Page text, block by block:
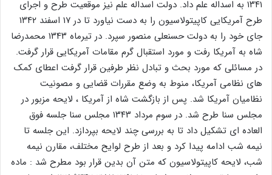
۱۳۴۱ به اسداله علم داد. دولت اسداله علم نیز موقعیت طرح و اجرای
طرح آمریکایی کاپیتولاسیون را به دست نیاورد تا در ۱۷ اسفند ۱۳۴۲
جای خود را به دولت حسنعلی منصور سپرد. در تیرماه ۱۳۴۳ محمدرضا
شاه به آمریکا رفت و مورد استقبال گرم مقامات آمریکایی قرار گرفت.
در مسائلی که مورد بحث و تبادل نظر طرفین قرار گرفت اعطای کمک
های نظامی آمریکا، منوط به وضع مقررات قضایی و مصونیت
نظامیان آمریکا شد. پس از بازگشت شاه از آمریکا ، لایحه مزبور در
مجلس سنا طرح شد. در سوم مرداد ۱۳۴۳ مجلس سنا جلسه فوق
العاده ای تشکیل داد تا به بررسی چند لایحه بپردازد. این جلسه تا
نیمه شب ادامه پیدا کرد و بعد از طرح لوایح مختلف، مقارن نیمه
شب، لایحه کاپیتولاسیون که متن آن بدین قرار بود مطرح شد : ماده